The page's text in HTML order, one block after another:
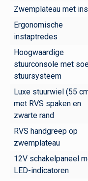
Zwemplateau met
Ergonomische
instaptredes
Hoogwaardige
stuurconsole met
stuursysteem
Luxe stuurwiel (55
met RVS spaken en
zwarte rand
RVS handgreep op
zwemplateau
12V schakelpaneel
LED-indicatoren